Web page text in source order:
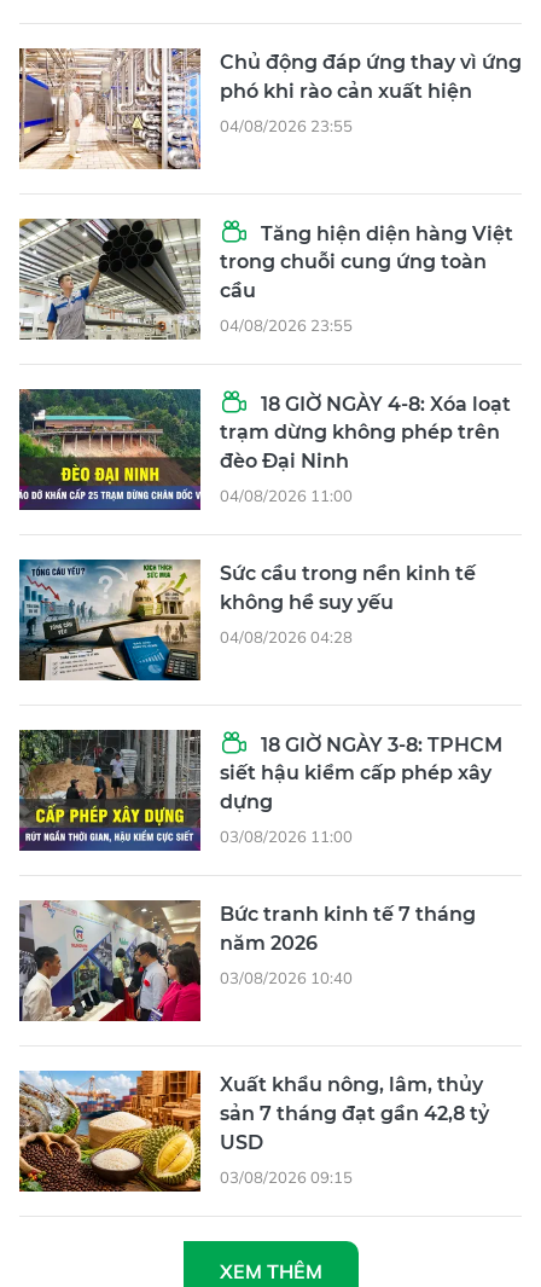
Chủ động đáp ứng thay vì ứng
phó khi rào cản xuất hiện
04/08/2026 23:55
Tăng hiện diện hàng Việt
trong chuỗi cung ứng toàn
cầu
04/08/2026 23:55
18 GIỜ NGÀY 4-8: Xóa loạt
trạm dừng không phép trên
đèo Đại Ninh
04/08/2026 11:00
Sức cầu trong nền kinh tế
không hề suy yếu
04/08/2026 04:28
18 GIỜ NGÀY 3-8: TPHCM
siết hậu kiểm cấp phép xây
dựng
03/08/2026 11:00
Bức tranh kinh tế 7 tháng
năm 2026
03/08/2026 10:40
Xuất khẩu nông, lâm, thủy
sản 7 tháng đạt gần 42,8 tỷ
USD
03/08/2026 09:15
XEM THÊM